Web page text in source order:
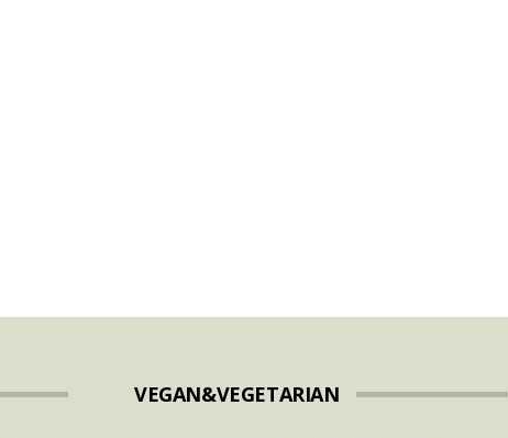
VEGAN&VEGETARIAN